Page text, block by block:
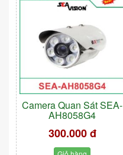
Camera Quan Sát SEA-
AH8058G4
300.000 đ